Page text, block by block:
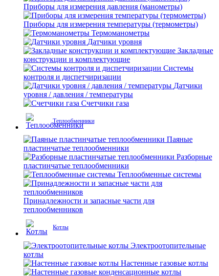
Приборы для измерения давления (манометры)
Приборы для измерения температуры (термометры)
Термоманометры
Датчики уровня
Закладные
конструкции и комплектующие
Системы
контроля и диспетчиризации
Датчики
уровня / давления / температуры
Счетчики газа
Теплообменники
Паяные
пластинчатые теплообменники
Разборные
пластинчатые теплообменники
Теплообменные системы
Принадлежности и запасные части для
теплообменников
Котлы
Электроотопительные
котлы
Настенные газовые котлы